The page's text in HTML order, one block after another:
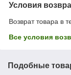
Условия
Возврат товара в
Все условия
Подобные